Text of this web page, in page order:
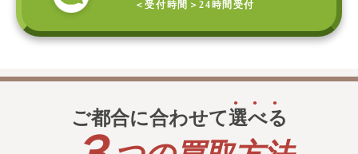
＜受付時間＞24時間受付
ご都合に合わせて選べる